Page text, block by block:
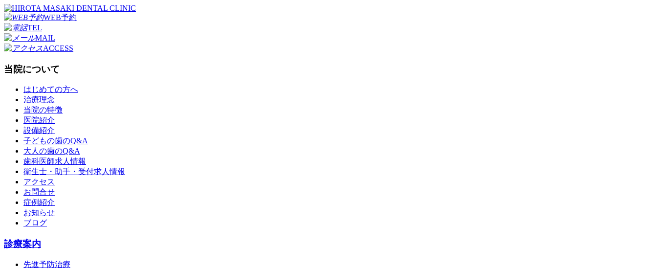
WEB予約
TEL
MAIL
ACCESS
当院について
はじめての方へ
治療理念
当院の特徴
医院紹介
設備紹介
子どもの歯のQ&A
大人の歯のQ&A
歯科医師求人情報
衛生士・助手・受付求人情報
アクセス
お問合せ
症例紹介
お知らせ
ブログ
診療案内
先進予防治療